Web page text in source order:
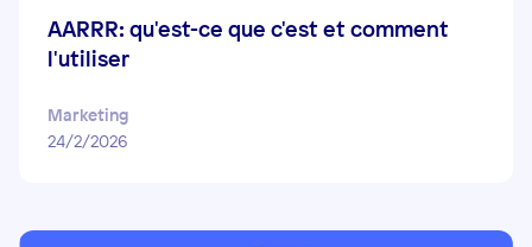
AARRR: qu'est-ce que c'est et comment
l'utiliser
Marketing
24/2/2026